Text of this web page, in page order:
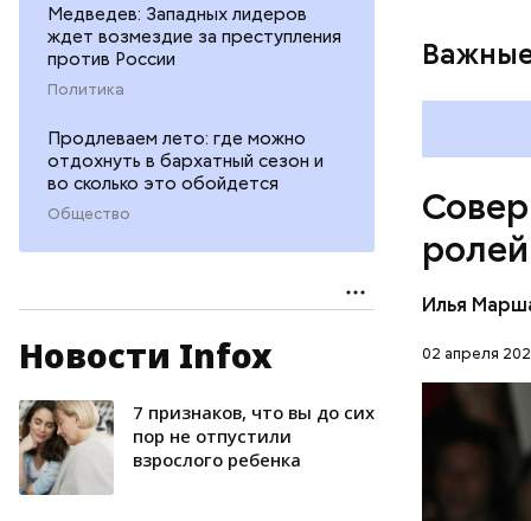
Медведев: Западных лидеров
ждет возмездие за преступления
против России
Политика
Продлеваем лето: где можно
отдохнуть в бархатный сезон и
во сколько это обойдется
Общество
Новости Infox
7 признаков, что вы до сих
пор не отпустили
взрослого ребенка
Илья
02 апреля
рейха,
чего
стран
который
ГОЛЛИВУД